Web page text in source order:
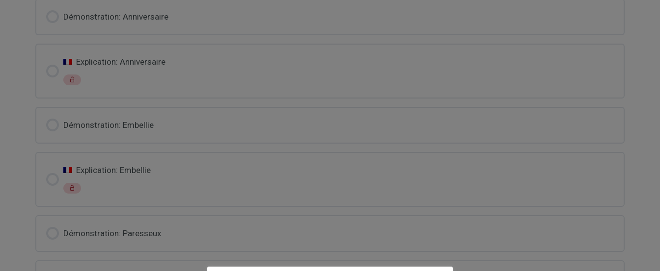
Démonstration: Anniversaire
Explication: Anniversaire
Démonstration: Embellie
Explication: Embellie
Démonstration: Paresseux